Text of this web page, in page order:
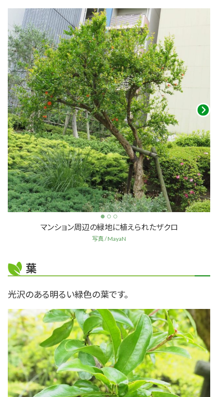
マンション周辺の緑地に植えられたザクロ
写真 / MayaN
葉
光沢のある明るい緑色の葉です。